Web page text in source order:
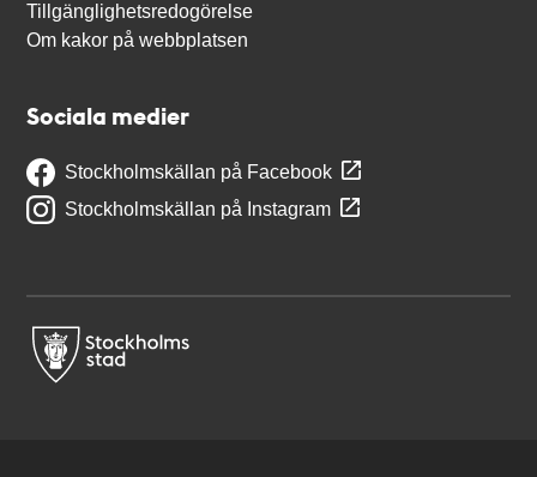
Tillgänglighetsredogörelse
Om kakor på webbplatsen
Sociala medier
Stockholmskällan på Facebook
Stockholmskällan på Instagram